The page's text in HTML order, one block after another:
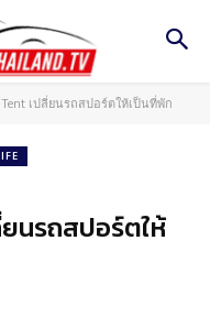
Tent เปลี่ยนรถสปอร์ตให้เป็นที่พัก
นรถสปอร์ตให้